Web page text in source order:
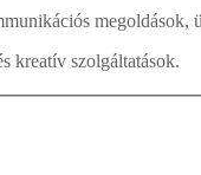
megoldások,
kreatív szolgáltatások.